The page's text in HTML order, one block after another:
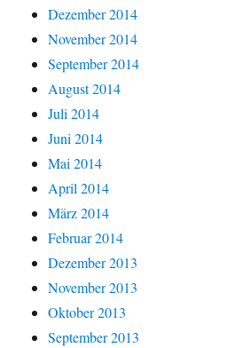
Dezember 2014
November 2014
September 2014
August 2014
Juli 2014
Juni 2014
Mai 2014
April 2014
März 2014
Februar 2014
Dezember 2013
November 2013
Oktober 2013
September 2013